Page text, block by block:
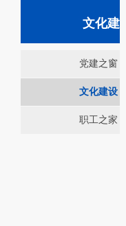
文化建设
党建之窗
文化建设
职工之家